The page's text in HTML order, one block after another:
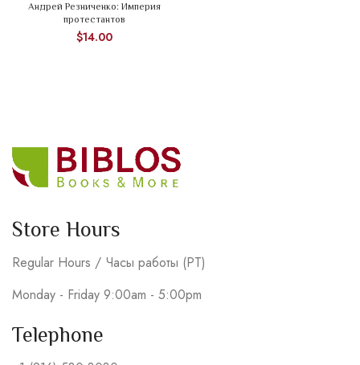
Андрей Резниченко: Империя
протестантов
$14.00
Store Hours
Regular Hours / Часы работы (PT)
Monday - Friday 9:00am - 5:00pm
Telephone